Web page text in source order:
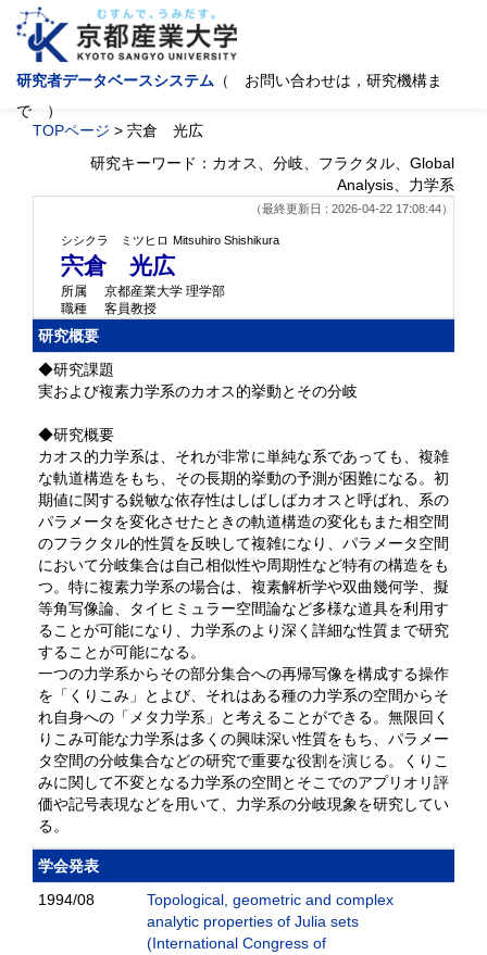
研究者データベースシステム （ お問い合わせは，研究機構ま
で ）
TOPページ > 宍倉 光広
研究キーワード：カオス、分岐、フラクタル、Global
Analysis、力学系
（最終更新日 : 2026-04-22 17:08:44）
シシクラ ミツヒロ Mitsuhiro Shishikura
宍倉 光広
所属
京都産業大学 理学部
職種
客員教授
研究概要
◆研究課題
実および複素力学系のカオス的挙動とその分岐
◆研究概要
カオス的力学系は、それが非常に単純な系であっても、複雑
な軌道構造をもち、その長期的挙動の予測が困難になる。初
期値に関する鋭敏な依存性はしばしばカオスと呼ばれ、系の
パラメータを変化させたときの軌道構造の変化もまた相空間
のフラクタル的性質を反映して複雑になり、パラメータ空間
において分岐集合は自己相似性や周期性など特有の構造をも
つ。特に複素力学系の場合は、複素解析学や双曲幾何学、擬
等角写像論、タイヒミュラー空間論など多様な道具を利用す
ることが可能になり、力学系のより深く詳細な性質まで研究
することが可能になる。
一つの力学系からその部分集合への再帰写像を構成する操作
を「くりこみ」とよび、それはある種の力学系の空間からそ
れ自身への「メタ力学系」と考えることができる。無限回く
りこみ可能な力学系は多くの興味深い性質をもち、パラメー
タ空間の分岐集合などの研究で重要な役割を演じる。くりこ
みに関して不変となる力学系の空間とそこでのアプリオリ評
価や記号表現などを用いて、力学系の分岐現象を研究してい
る。
学会発表
1994/08
Topological, geometric and complex
analytic properties of Julia sets
(International Congress of